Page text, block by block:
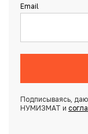
Email
Подписываясь, даю
НУМИЗМАТ и